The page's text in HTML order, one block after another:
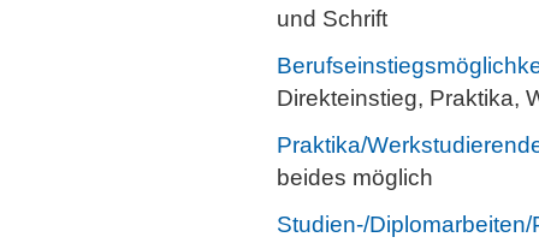
und Schrift
Direkteinstieg, Praktika,
Praktika/
beides möglich
Studien-/